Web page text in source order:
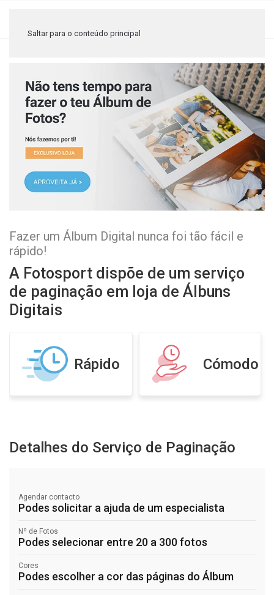
Saltar para o conteúdo principal
Fazer um Álbum Digital nunca foi tão fácil e
rápido!
A Fotosport dispõe de um serviço
de paginação em loja de Álbuns
Digitais
Rápido Cómodo
Detalhes do Serviço de Paginação
Agendar contacto
Podes solicitar a ajuda de um especialista
Nº de Fotos
Podes selecionar entre 20 a 300 fotos
Cores
Podes escolher a cor das páginas do Álbum